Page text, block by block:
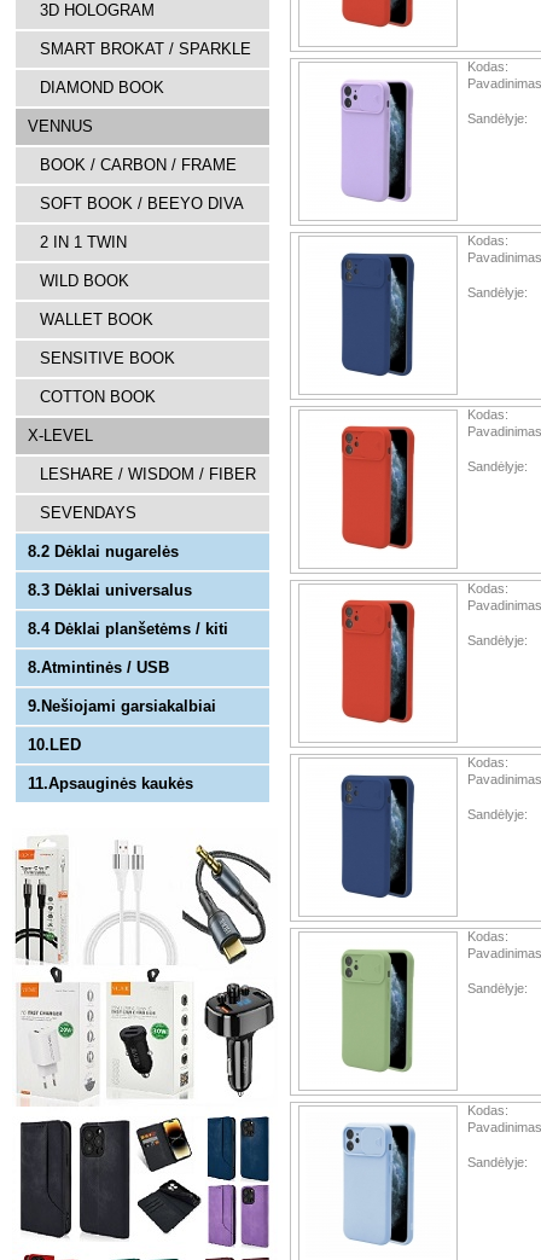
3D HOLOGRAM
SMART BROKAT / SPARKLE
DIAMOND BOOK
VENNUS
BOOK / CARBON / FRAME
SOFT BOOK / BEEYO DIVA
2 IN 1 TWIN
WILD BOOK
WALLET BOOK
SENSITIVE BOOK
COTTON BOOK
X-LEVEL
LESHARE / WISDOM / FIBER
SEVENDAYS
8.2 Dėklai nugarelės
8.3 Dėklai universalus
8.4 Dėklai planšetėms / kiti
8.Atmintinės / USB
9.Nešiojami garsiakalbiai
10.LED
11.Apsauginės kaukės
Kodas:
Sandėlyje:
Kodas:
Sandėlyje:
Kodas:
Sandėlyje:
Kodas:
Sandėlyje:
Kodas:
Sandėlyje:
Kodas:
Sandėlyje:
Kodas:
Sandėlyje: